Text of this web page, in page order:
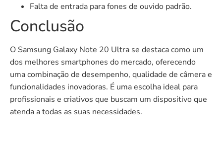
Falta de entrada para fones de ouvido padrão.
Conclusão
O Samsung Galaxy Note 20 Ultra se destaca como um
dos melhores smartphones do mercado, oferecendo
uma combinação de desempenho, qualidade de câmera e
funcionalidades inovadoras. É uma escolha ideal para
profissionais e criativos que buscam um dispositivo que
atenda a todas as suas necessidades.